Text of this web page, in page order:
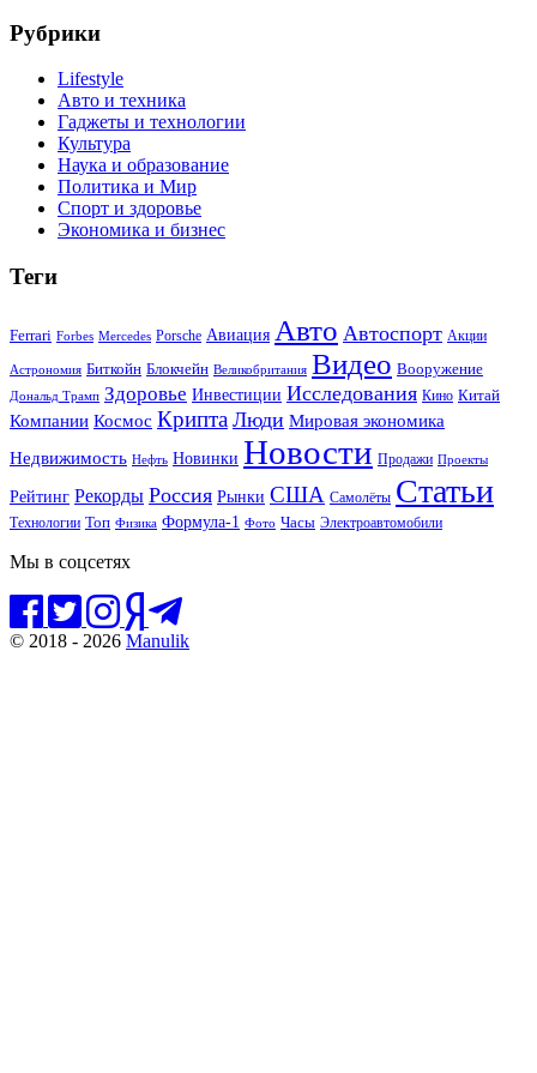
Рубрики
Lifestyle
Авто и техника
Гаджеты и технологии
Культура
Наука и образование
Политика и Мир
Спорт и здоровье
Экономика и бизнес
Теги
Ferrari Forbes Mercedes Porsche Авиация Авто Автоспорт Акции
Астрономия Биткойн Блокчейн Великобритания Видео Вооружение
Дональд Трамп Здоровье Инвестиции Исследования Кино Китай
Компании Космос Крипта Люди Мировая экономика
Недвижимость Нефть Новинки Новости Продажи Проекты
Рейтинг Рекорды Россия Рынки США Самолёты Статьи
Технологии Топ Физика Формула-1 Фото Часы Электроавтомобили
Мы в соцсетях
© 2018 - 2026 Manulik